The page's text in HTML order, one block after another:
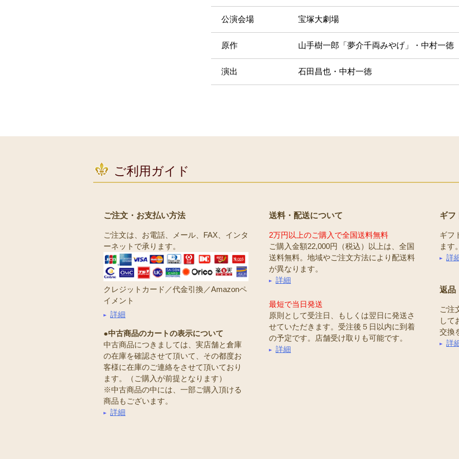
公演会場 宝塚大劇場
原作 山手樹一郎「夢介千両みやげ」・中村一徳
演出 石田昌也・中村一徳
ご利用ガイド
ご注文・お支払い方法
ご注文は、お電話、メール、FAX、インタ
ーネットで承ります。
クレジットカード／代金引換／Amazonペ
イメント
詳細
●中古商品のカートの表示について
中古商品につきましては、実店舗と倉庫
の在庫を確認させて頂いて、その都度お
客様に在庫のご連絡をさせて頂いており
ます。（ご購入が前提となります）
※中古商品の中には、一部ご購入頂ける
商品もございます。
詳細
送料・配送について
2万円以上のご購入で全国送料無料
ご購入金額22,000円（税込）以上は、全国
送料無料。地域やご注文方法により配送料
が異なります。
詳細
最短で当日発送
原則として受注日、もしくは翌日に発送さ
せていただきます。受注後５日以内に到着
の予定です。店舗受け取りも可能です。
詳細
ギフ
ギフ
ます
詳
返品
ご注
して
交換
詳